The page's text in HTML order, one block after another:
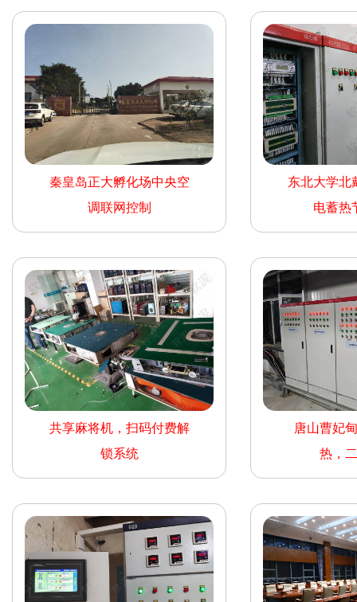
秦皇岛正大孵化场中央空
调联网控制
东北大学北
电蓄热
共享麻将机，扫码付费解
锁系统
唐山曹妃
热，